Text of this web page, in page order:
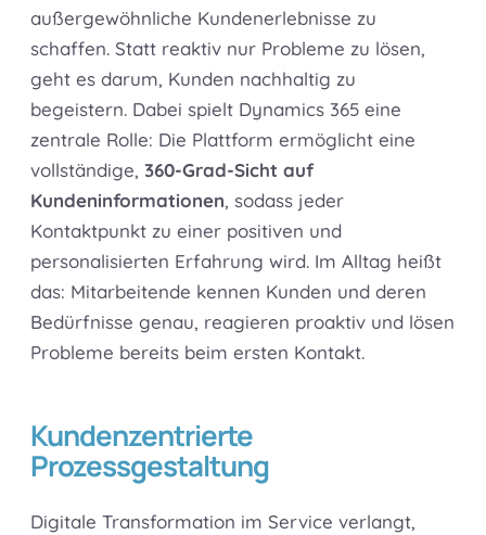
außergewöhnliche Kundenerlebnisse zu
schaffen. Statt reaktiv nur Probleme zu lösen,
geht es darum, Kunden nachhaltig zu
begeistern. Dabei spielt Dynamics 365 eine
zentrale Rolle: Die Plattform ermöglicht eine
vollständige, 360-Grad-Sicht auf
Kundeninformationen, sodass jeder
Kontaktpunkt zu einer positiven und
personalisierten Erfahrung wird. Im Alltag heißt
das: Mitarbeitende kennen Kunden und deren
Bedürfnisse genau, reagieren proaktiv und lösen
Probleme bereits beim ersten Kontakt.
Kundenzentrierte
Prozessgestaltung
Digitale Transformation im Service verlangt,